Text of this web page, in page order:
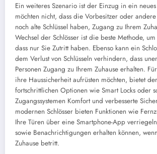
Ein weiteres Szenario ist der Einzug in ein
möchten nicht, dass die Vorbesitzer oder
noch alte Schlüssel haben, Zugang zu Ihrem
Wechsel der Schlösser ist die beste Methode,
dass nur Sie Zutritt haben. Ebenso kann ein
dem Verlust von Schlüsseln verhindern, dass
Personen Zugang zu Ihrem Zuhause erhalten.
ihre Haussicherheit aufrüsten möchten, bietet
fortschrittlichen Optionen wie Smart Locks oder
Zugangssystemen Komfort und verbesserte
modernen Schlösser bieten Funktionen wie
Ihre Türen über eine Smartphone-App
sowie Benachrichtigungen erhalten können,
Zuhause betritt.